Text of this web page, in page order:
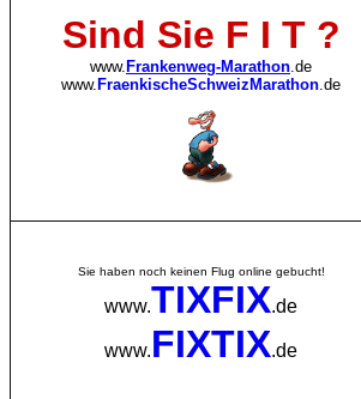
Sind Sie F I T ?
www. Frankenweg-Marathon.de
www. FraenkischeSchweizMarathon.de
Sie haben noch keinen Flug online gebucht!
www.TIXFIX.de
www.FIXTIX.de